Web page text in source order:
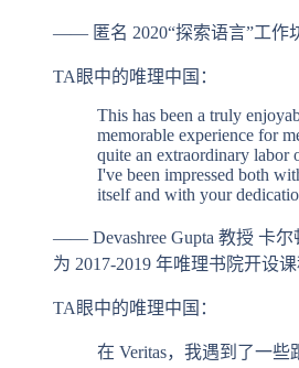
—— 匿名 2020“探索语言”工作
TA眼中的唯理中国：
This has been a truly
memorable experience for
quite an extraordinary labor
I've been impressed both
itself and with your
—— Devashree Gupta 教授 卡尔
为 2017-2019 年唯理书院开设
TA眼中的唯理中国：
在 Veritas，我遇到了一些